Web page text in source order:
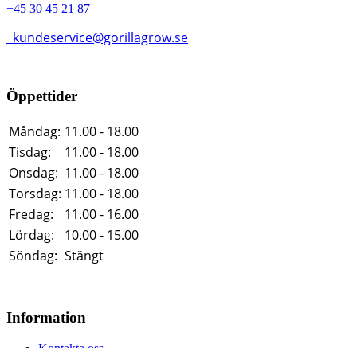
+45 30 45 21 87
kundeservice@gorillagrow.se
Öppettider
Måndag: 11.00 - 18.00
Tisdag:
11.00 - 18.00
Onsdag: 11.00 - 18.00
Torsdag: 11.00 - 18.00
Fredag:
11.00 - 16.00
Lördag:
10.00 - 15.00
Söndag: Stängt
Information